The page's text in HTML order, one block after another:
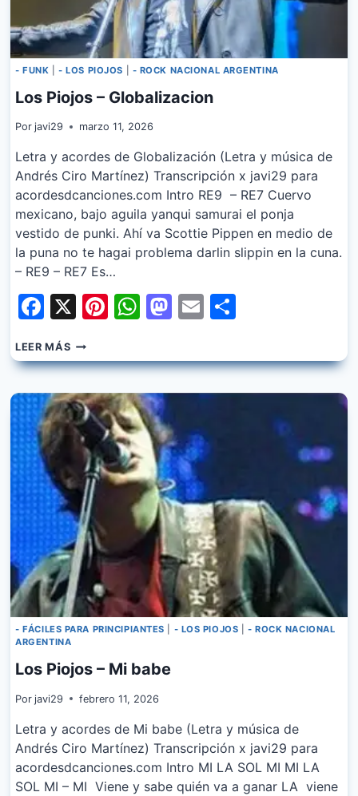
- FUNK |- LOS PIOJOS - ROCK NACIONAL ARGENTINA
Los Piojos – Globalizacion
Por javi29 marzo 11, 2026
Letra y acordes de Globalización (Letra y música de
Andrés Ciro Martínez) Transcripción x javi29 para
acordesdcanciones.com Intro RE9 – RE7 Cuervo
mexicano, bajo aguila yanqui samurai el ponja
vestido de punki. Ahí va Scottie Pippen en medio de
la puna no te hagai problema darlin slippin en la cuna.
– RE9 – RE7 Es…
Facebook
X Pinterest
WhatsApp
Mastodon
Email
LEER MÁSLOS
PIOJOS
–
- FÁCILES PARA PRINCIPIANTES - LOS PIOJOS
- ROCK NACIONAL
ARGENTINA
Los Piojos – Mi babe
Por javi29 febrero 11, 2026
Letra y acordes de Mi babe (Letra y música de
Andrés Ciro Martínez) Transcripción x javi29 para
acordesdcanciones.com Intro MI LA SOL MI MI LA
SOL MI – MI Viene y sabe quién va a ganar LA viene